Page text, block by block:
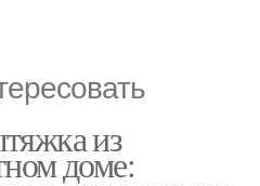
из
доме: